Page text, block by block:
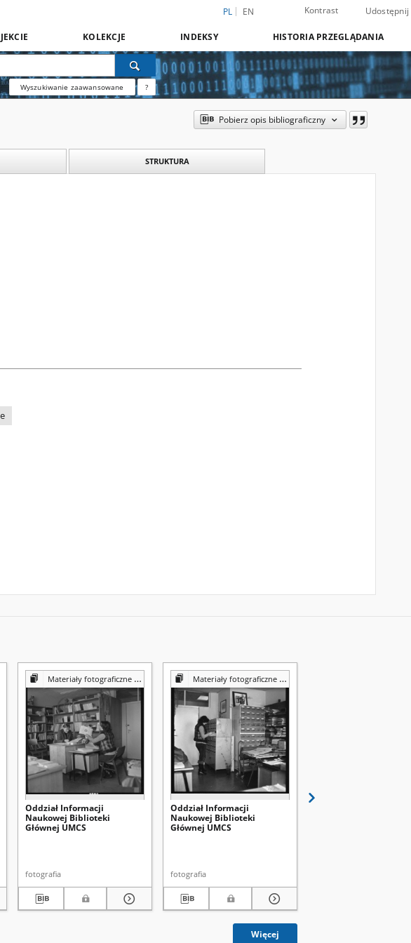
PL EN Kontrast Udostępnij
KOLEKCJE INDEKSY HISTORIA PRZEGLĄDANIA
Wyszukiwanie zaawansowane ?
Pobierz opis bibliograficzny
STRUKTURA
Materiały fotograficzne z Pracowni Reprografii Biblioteki UMCS
Oddział Informacji
Naukowej Biblioteki
Głównej UMCS
fotografia
Materiały fotograficzne z Pracowni Reprografii Biblioteki UMCS
Oddział Informacji
Naukowej Biblioteki
Głównej UMCS
fotografia
Więcej